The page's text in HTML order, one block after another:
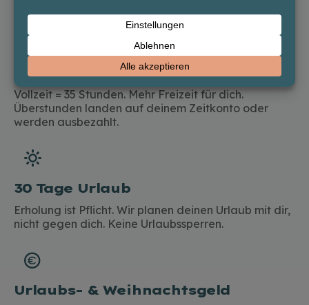
35-Stunden-Woche
Vollzeit = 35 Stunden. Mehr Freizeit für dich.
Überstunden landen auf deinem Zeitkonto oder
werden ausbezahlt.
30 Tage Urlaub
Erholung ist Pflicht. Wir planen deinen Urlaub mit dir,
nicht gegen dich. Keine Urlaubssperren.
Urlaubs- & Weihnachtsgeld